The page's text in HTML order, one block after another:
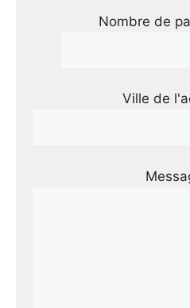
Nombre de
Ville de